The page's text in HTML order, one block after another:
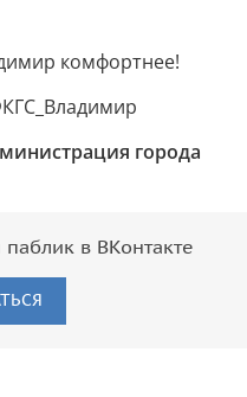
комфортнее!
города
в ВКонтакте